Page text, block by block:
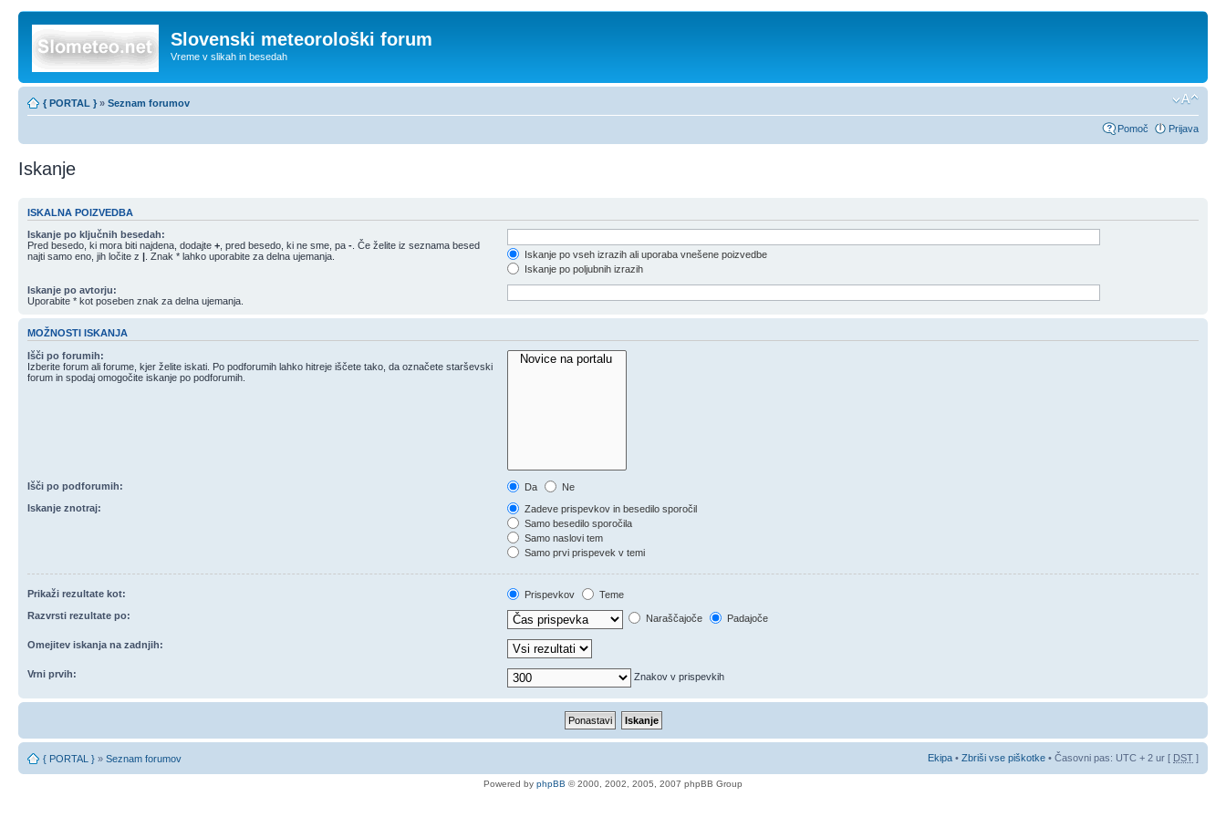
Slovenski meteorološki forum
Vreme v slikah in besedah
{ PORTAL } » Seznam forumov
Pomoč Prijava
Iskanje
ISKALNA POIZVEDBA
Iskanje po ključnih besedah:
Pred besedo, ki mora biti najdena, dodajte + , pred besedo, ki ne sme, pa - . Če želite iz seznama besed
najti samo eno, jih ločite z | . Znak * lahko uporabite za delna ujemanja.
Iskanje po vseh izrazih ali uporaba vnešene poizvedbe
Iskanje po poljubnih izrazih
Iskanje po avtorju:
Uporabite * kot poseben znak za delna ujemanja.
MOŽNOSTI ISKANJA
Išči po forumih:
Izberite forum ali forume, kjer želite iskati. Po podforumih lahko hitreje iščete tako, da označete starševski
forum in spodaj omogočite iskanje po podforumih.
Išči po podforumih: Da
Ne
Iskanje znotraj:
Zadeve prispevkov in besedilo sporočil
Samo besedilo sporočila
Samo naslovi tem
Samo prvi prispevek v temi
Prikaži rezultate kot: Prispevkov
Teme
Razvrsti rezultate po:
Naraščajoče Padajoče
Omejitev iskanja na zadnjih:
Vrni prvih: Znakov v prispevkih
{ PORTAL } » Seznam forumov Ekipa • Zbriši vse piškotke • Časovni pas: UTC + 2 ur [ DST ]
Powered by phpBB © 2000, 2002, 2005, 2007 phpBB Group